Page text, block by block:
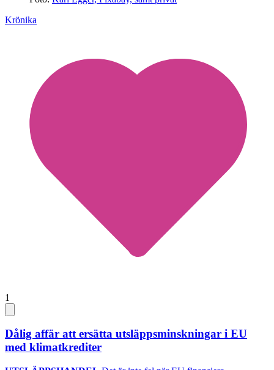
Krönika
1
Dålig affär att ersätta utsläppsminskningar i EU
med klimatkrediter